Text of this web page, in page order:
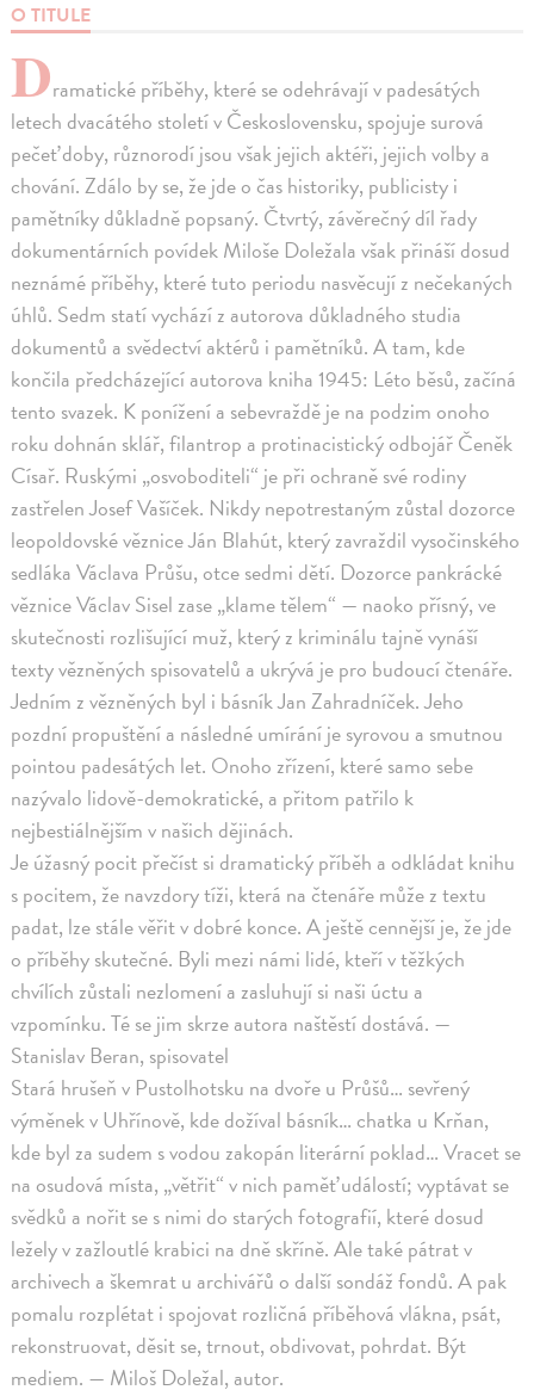
O TITULE
Dramatické příběhy, které se odehrávají v padesátých
letech dvacátého století v Československu, spojuje surová
pečeť doby, různorodí jsou však jejich aktéři, jejich volby a
chování. Zdálo by se, že jde o čas historiky, publicisty i
pamětníky důkladně popsaný. Čtvrtý, závěrečný díl řady
dokumentárních povídek Miloše Doležala však přináší dosud
neznámé příběhy, které tuto periodu nasvěcují z nečekaných
úhlů. Sedm statí vychází z autorova důkladného studia
dokumentů a svědectví aktérů i pamětníků. A tam, kde
končila předcházející autorova kniha 1945: Léto běsů, začíná
tento svazek. K ponížení a sebevraždě je na podzim onoho
roku dohnán sklář, filantrop a protinacistický odbojář Čeněk
Císař. Ruskými „osvoboditeli“ je při ochraně své rodiny
zastřelen Josef Vašíček. Nikdy nepotrestaným zůstal dozorce
leopoldovské věznice Ján Blahút, který zavraždil vysočinského
sedláka Václava Průšu, otce sedmi dětí. Dozorce pankrácké
věznice Václav Sisel zase „klame tělem“ — naoko přísný, ve
skutečnosti rozlišující muž, který z kriminálu tajně vynáší
texty vězněných spisovatelů a ukrývá je pro budoucí čtenáře.
Jedním z vězněných byl i básník Jan Zahradníček. Jeho
pozdní propuštění a následné umírání je syrovou a smutnou
pointou padesátých let. Onoho zřízení, které samo sebe
nazývalo lidově-demokratické, a přitom patřilo k
nejbestiálnějším v našich dějinách.
Je úžasný pocit přečíst si dramatický příběh a odkládat knihu
s pocitem, že navzdory tíži, která na čtenáře může z textu
padat, lze stále věřit v dobré konce. A ještě cennější je, že jde
o příběhy skutečné. Byli mezi námi lidé, kteří v těžkých
chvílích zůstali nezlomení a zasluhují si naši úctu a
vzpomínku. Té se jim skrze autora naštěstí dostává. —
Stanislav Beran, spisovatel
Stará hrušeň v Pustolhotsku na dvoře u Průšů… sevřený
výměnek v Uhřínově, kde dožíval básník… chatka u Krňan,
kde byl za sudem s vodou zakopán literární poklad… Vracet se
na osudová místa, „větřit“ v nich paměť událostí; vyptávat se
svědků a nořit se s nimi do starých fotografií, které dosud
ležely v zažloutlé krabici na dně skříně. Ale také pátrat v
archivech a škemrat u archivářů o další sondáž fondů. A pak
pomalu rozplétat i spojovat rozličná příběhová vlákna, psát,
rekonstruovat, děsit se, trnout, obdivovat, pohrdat. Být
mediem. — Miloš Doležal, autor.